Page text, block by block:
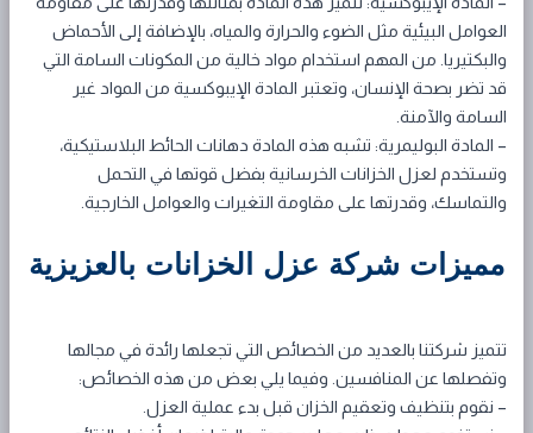
العوامل البيئية مثل الضوء والحرارة والمياه، بالإضافة إلى الأحماض
والبكتيريا. من المهم استخدام مواد خالية من المكونات السامة التي
قد تضر بصحة الإنسان، وتعتبر المادة الإيبوكسية من المواد غير
السامة والآمنة.
– المادة البوليمرية: تشبه هذه المادة دهانات الحائط البلاستيكية،
وتستخدم لعزل الخزانات الخرسانية بفضل قوتها في التحمل
والتماسك، وقدرتها على مقاومة التغيرات والعوامل الخارجية.
مميزات شركة عزل الخزانات بالعزيزية
تتميز شركتنا بالعديد من الخصائص التي تجعلها رائدة في مجالها
وتفصلها عن المنافسين. وفيما يلي بعض من هذه الخصائص:
– نقوم بتنظيف وتعقيم الخزان قبل بدء عملية العزل.